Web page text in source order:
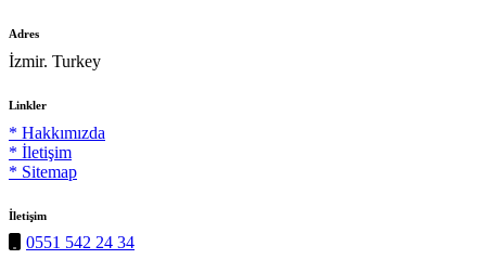
Adres
İzmir. Turkey
Linkler
* Hakkımızda
* İletişim
* Sitemap
İletişim
0551 542 24 34